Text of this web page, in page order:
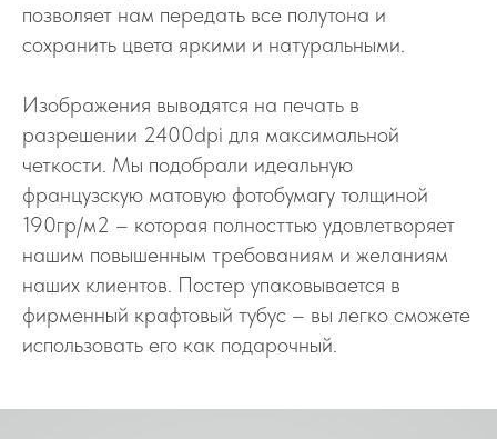
позволяет нам передать все полутона и
сохранить цвета яркими и натуральными.
Изображения выводятся на печать в
разрешении 2400dpi для максимальной
четкости. Мы подобрали идеальную
французскую матовую фотобумагу толщиной
190гр/м2 – которая полносттью удовлетворяет
нашим повышенным требованиям и желаниям
наших клиентов. Постер упаковывается в
фирменный крафтовый тубус – вы легко сможете
использовать его как подарочный.